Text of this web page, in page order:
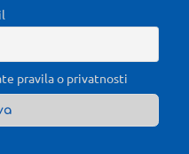
pravila o privatnosti